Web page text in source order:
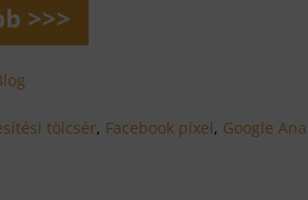
>>>
A
marketing
és
WordPress
tölcsér, Facebook pixel, Google